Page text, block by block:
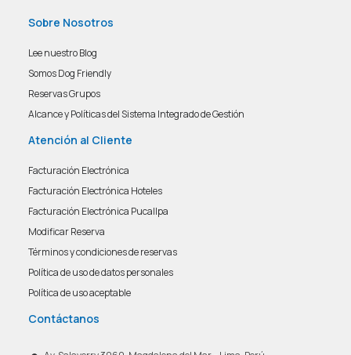
Sobre Nosotros
Lee nuestro Blog
Somos Dog Friendly
Reservas Grupos
Alcance y Políticas del Sistema Integrado de Gestión
Atención al Cliente
Facturación Electrónica
Facturación Electrónica Hoteles
Facturación Electrónica Pucallpa
Modificar Reserva
Términos y condiciones de reservas
Política de uso de datos personales
Política de uso aceptable
Contáctanos